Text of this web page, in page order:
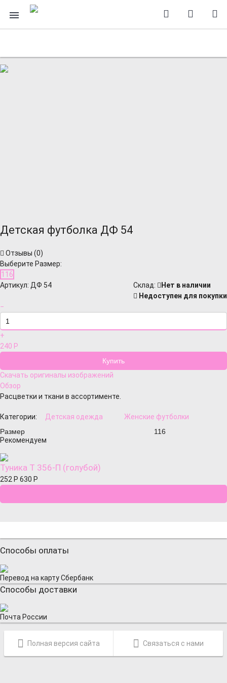
Детская футболка ДФ 54
Отзывы (0)
Выберите Размер:
116
Артикул: ДФ 54 Cклад:
Нет в наличии
Недоступен для покупки
−
+
240 Р
Скачать оригиналы изображений
Обзор
Расцветки и ткани в ассортименте.
Категории: Детская одежда
Женские футболки
Размер
116
Рекомендуем
Туника Т 356-П (голубой)
252 Р 630 Р
Способы оплаты
Перевод на карту Сбербанк
Способы доставки
Почта России
Полная версия сайта Связаться с нами